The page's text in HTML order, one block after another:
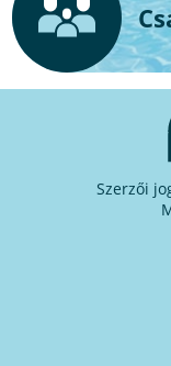
Szerzői